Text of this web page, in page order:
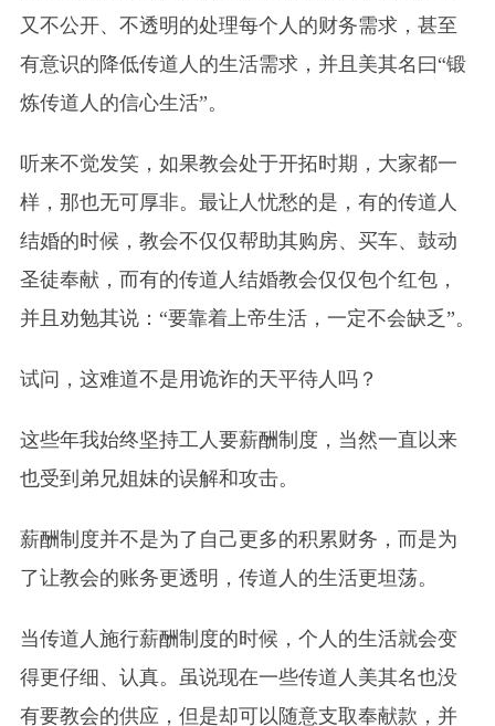
又不公开、不透明的处理每个人的财务需求，甚至
有意识的降低传道人的生活需求，并且美其名曰“锻
炼传道人的信心生活”。
听来不觉发笑，如果教会处于开拓时期，大家都一
样，那也无可厚非。最让人忧愁的是，有的传道人
结婚的时候，教会不仅仅帮助其购房、买车、鼓动
圣徒奉献，而有的传道人结婚教会仅仅包个红包，
并且劝勉其说：“要靠着上帝生活，一定不会缺乏”。
试问，这难道不是用诡诈的天平待人吗？
这些年我始终坚持工人要薪酬制度，当然一直以来
也受到弟兄姐妹的误解和攻击。
薪酬制度并不是为了自己更多的积累财务，而是为
了让教会的账务更透明，传道人的生活更坦荡。
当传道人施行薪酬制度的时候，个人的生活就会变
得更仔细、认真。虽说现在一些传道人美其名也没
有要教会的供应，但是却可以随意支取奉献款，并